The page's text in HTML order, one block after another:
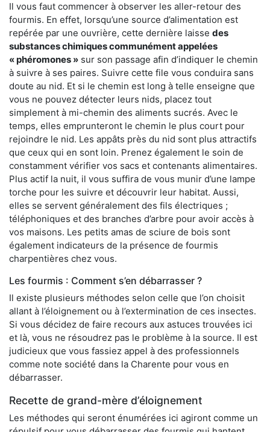
Il vous faut commencer à observer les aller-retour des
fourmis. En effet, lorsqu’une source d’alimentation est
repérée par une ouvrière, cette dernière laisse des
substances chimiques communément appelées
« phéromones » sur son passage afin d’indiquer le chemin
à suivre à ses paires. Suivre cette file vous conduira sans
doute au nid. Et si le chemin est long à telle enseigne que
vous ne pouvez détecter leurs nids, placez tout
simplement à mi-chemin des aliments sucrés. Avec le
temps, elles emprunteront le chemin le plus court pour
rejoindre le nid. Les appâts près du nid sont plus attractifs
que ceux qui en sont loin. Prenez également le soin de
constamment vérifier vos sacs et contenants alimentaires.
Plus actif la nuit, il vous suffira de vous munir d’une lampe
torche pour les suivre et découvrir leur habitat. Aussi,
elles se servent généralement des fils électriques ;
téléphoniques et des branches d’arbre pour avoir accès à
vos maisons. Les petits amas de sciure de bois sont
également indicateurs de la présence de fourmis
charpentières chez vous.
Les fourmis : Comment s’en débarrasser ?
Il existe plusieurs méthodes selon celle que l’on choisit
allant à l’éloignement ou à l’extermination de ces insectes.
Si vous décidez de faire recours aux astuces trouvées ici
et là, vous ne résoudrez pas le problème à la source. Il est
judicieux que vous fassiez appel à des professionnels
comme note société dans la Charente pour vous en
débarrasser.
Recette de grand-mère d’éloignement
Les méthodes qui seront énumérées ici agiront comme un